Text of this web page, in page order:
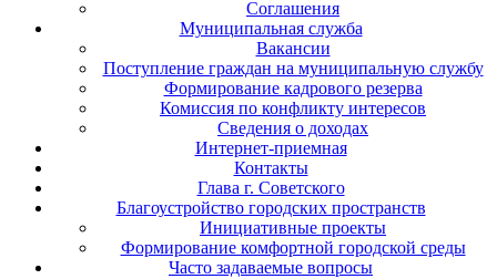
Соглашения
Муниципальная служба
Вакансии
Поступление граждан на муниципальную службу
Формирование кадрового резерва
Комиссия по конфликту интересов
Сведения о доходах
Интернет-приемная
Контакты
Глава г. Советского
Благоустройство городских пространств
Инициативные проекты
Формирование комфортной городской среды
Часто задаваемые вопросы